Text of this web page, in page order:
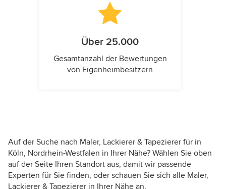
Über 25.000
Gesamtanzahl der Bewertungen
von Eigenheimbesitzern
Auf der Suche nach Maler, Lackierer & Tapezierer für in
Köln, Nordrhein-Westfalen in Ihrer Nähe? Wählen Sie oben
auf der Seite Ihren Standort aus, damit wir passende
Experten für Sie finden, oder schauen Sie sich alle Maler,
Lackierer & Tapezierer in Ihrer Nähe an.